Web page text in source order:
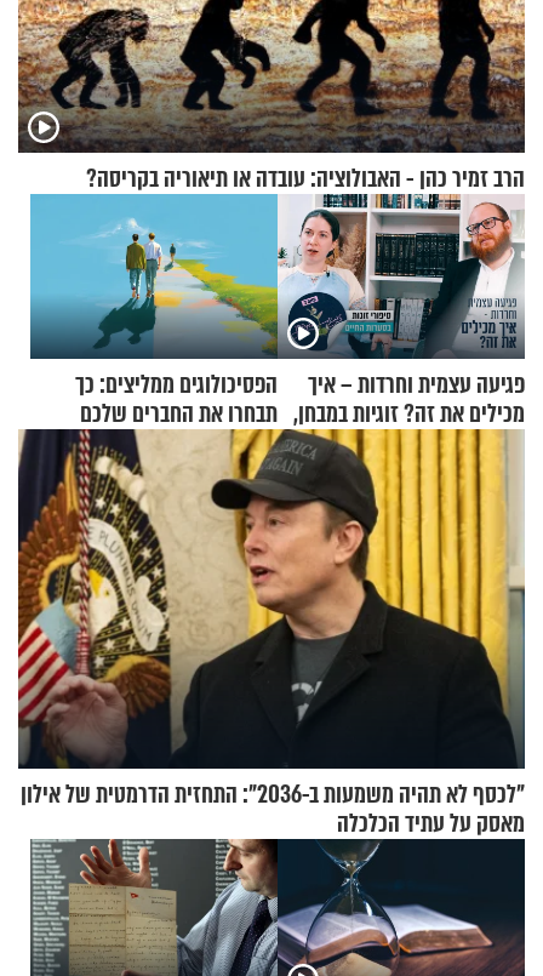
הרב זמיר כהן - האבולוציה: עובדה או תיאוריה בקריסה?
פגיעה עצמית וחרדות – איך
מכילים את זה? זוגיות במבחן,
הפעם עם יהודית ואלתר כהן
הפסיכולוגים ממליצים: כך
תבחרו את החברים שלכם
בחיים
"לכסף לא תהיה משמעות ב-2036": התחזית הדרמטית של אילון
מאסק על עתיד הכלכלה